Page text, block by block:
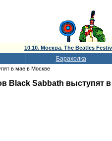
10.10. Москва. The Beatles
Барахолка
в мае в Москве
Black Sabbath выступят